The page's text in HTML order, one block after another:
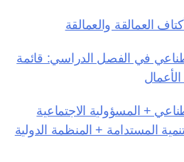
العمالقة والعمالقة
في الفصل الدراسي: قائمة
+ المسؤولية الاجتماعية
المستدامة + المنظمة الدولية